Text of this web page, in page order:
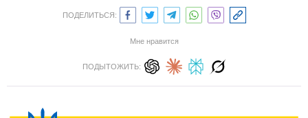
ПОДЕЛИТЬСЯ:
Мне нравится
ПОДЫТОЖИТЬ: